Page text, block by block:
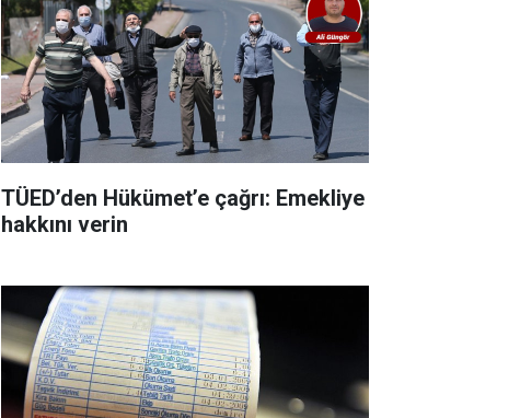
TÜED’den Hükümet’e çağrı: Emekliye
hakkını verin